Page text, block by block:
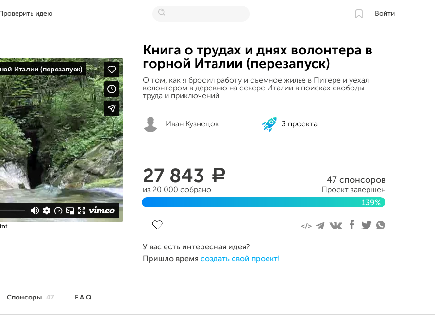
идею Войти
Книга о трудах и днях волонтера в
горной Италии (перезапуск)
О том, как я бросил работу и съемное жилье в Питере и уехал
волонтером в деревню на севере Италии в поисках свободы
труда и приключений
Иван Кузнецов 3 проекта
27 843 a
из 20 000 собрано
47 спонсоров
Проект завершен
139%
У вас есть интересная идея?
Пришло время создать свой проект!
Спонсоры 47 F.A.Q